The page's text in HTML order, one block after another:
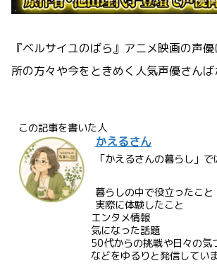
『ベルサイユのばら』アニメ映画の声
所の方々や今をときめく人気声優さんば
この記事を書いた人
かえるさん
「かえるさんの暮らし」で
暮らしの中で役立ったこと
実際に体験したこと
エンタメ情報
気になった話題
50代からの挑戦や日々の気
などをゆるりと発信していま